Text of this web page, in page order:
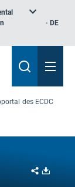
DE
des ECDC
Share